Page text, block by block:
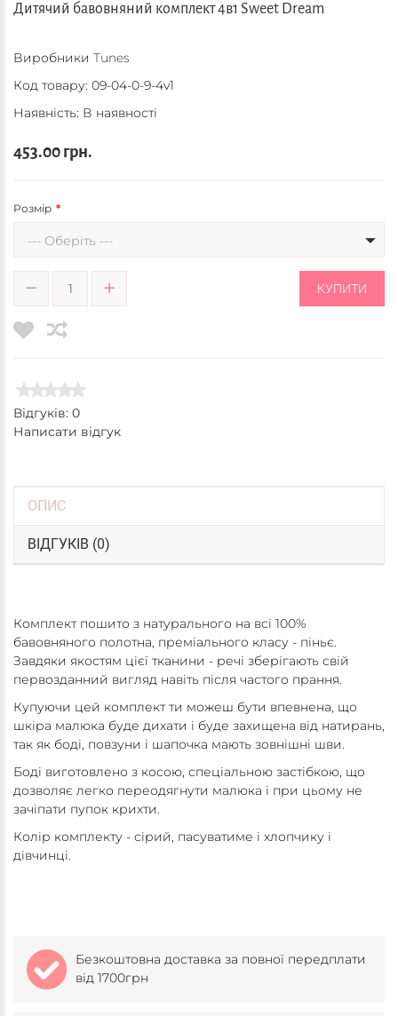
Дитячий бавовняний комплект 4в1 Sweet Dream
Виробники Tunes
Код товару: 09-04-0-9-4v1
Наявність: В наявності
453.00 грн.
Розмір
--- Оберіть ---
КУПИТИ
Відгуків: 0
Написати відгук
ОПИС
ВІДГУКІВ (0)
Комплект пошито з натурального на всі 100%
бавовняного полотна, преміального класу - піньє.
Завдяки якостям цієї тканини - речі зберігають свій
первозданний вигляд навіть після частого прання.
Купуючи цей комплект ти можеш бути впевнена, що
шкіра малюка буде дихати і буде захищена від натирань,
так як боді, повзуни і шапочка мають зовнішні шви.
Боді виготовлено з косою, спеціальною застібкою, що
дозволяє легко переодягнути малюка і при цьому не
зачіпати пупок крихти.
Колір комплекту - сірий, пасуватиме і хлопчику і
дівчинці.
Безкоштовна доставка за повної передплати
від 1700грн